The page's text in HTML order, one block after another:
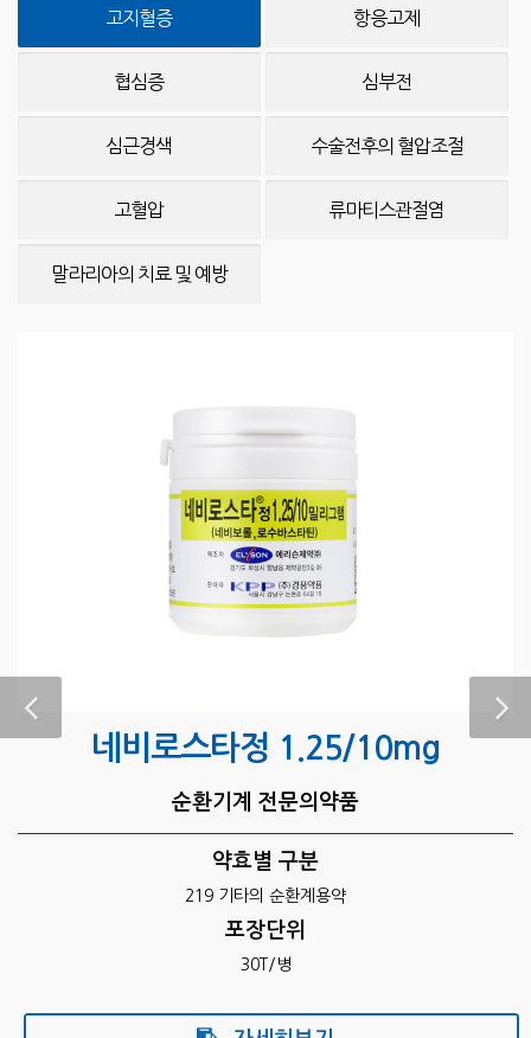
고지혈증 항응고제
협심증 심부전
심근경색 수술전후의 혈압조절
고혈압 류마티스관절염
말라리아의 치료 및 예방
네비로스타정 1.25/5mg
순환기계 전문의약품
약효별 구분
219 기타의 순환계용약
포장단위
30T/병